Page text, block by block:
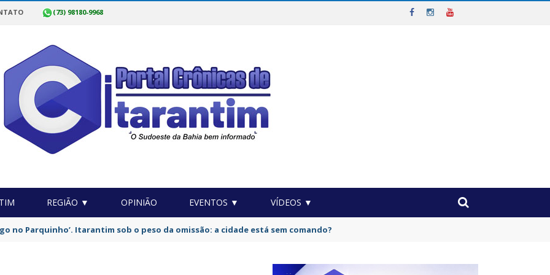
(73) 98180-9968
REGIÃO ▼ OPINIÃO EVENTOS ▼ VÍDEOS ▼
Polícia Civil da Bahia com 750 vagas começam nesta sexta-feira